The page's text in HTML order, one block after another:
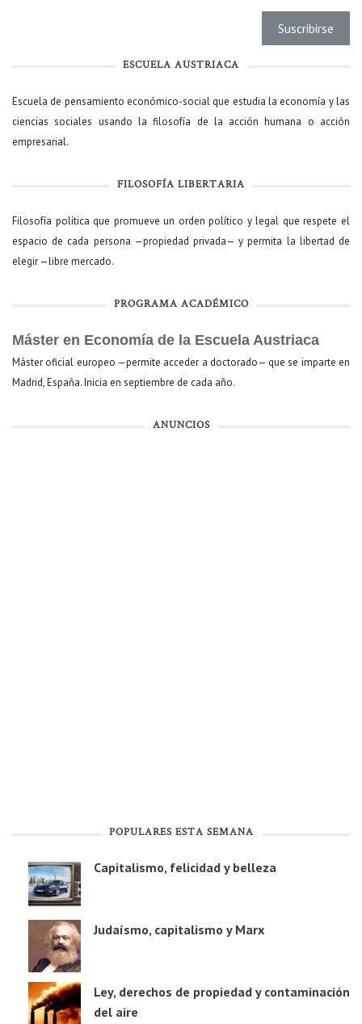
ESCUELA AUSTRIACA
Escuela de pensamiento económico-social que estudia la economía y las
ciencias sociales usando la filosofía de la acción humana o acción
empresarial.
FILOSOFÍA LIBERTARIA
Filosofía política que promueve un orden político y legal que respete el
espacio de cada persona —propiedad privada— y permita la libertad de
elegir —libre mercado.
PROGRAMA ACADÉMICO
Máster en Economía de la Escuela Austriaca
Máster oficial europeo —permite acceder a doctorado— que se imparte en
Madrid, España. Inicia en septiembre de cada año.
ANUNCIOS
POPULARES ESTA SEMANA
Capitalismo, felicidad y belleza
Judaísmo, capitalismo y Marx
Ley, derechos de propiedad y contaminación
del aire